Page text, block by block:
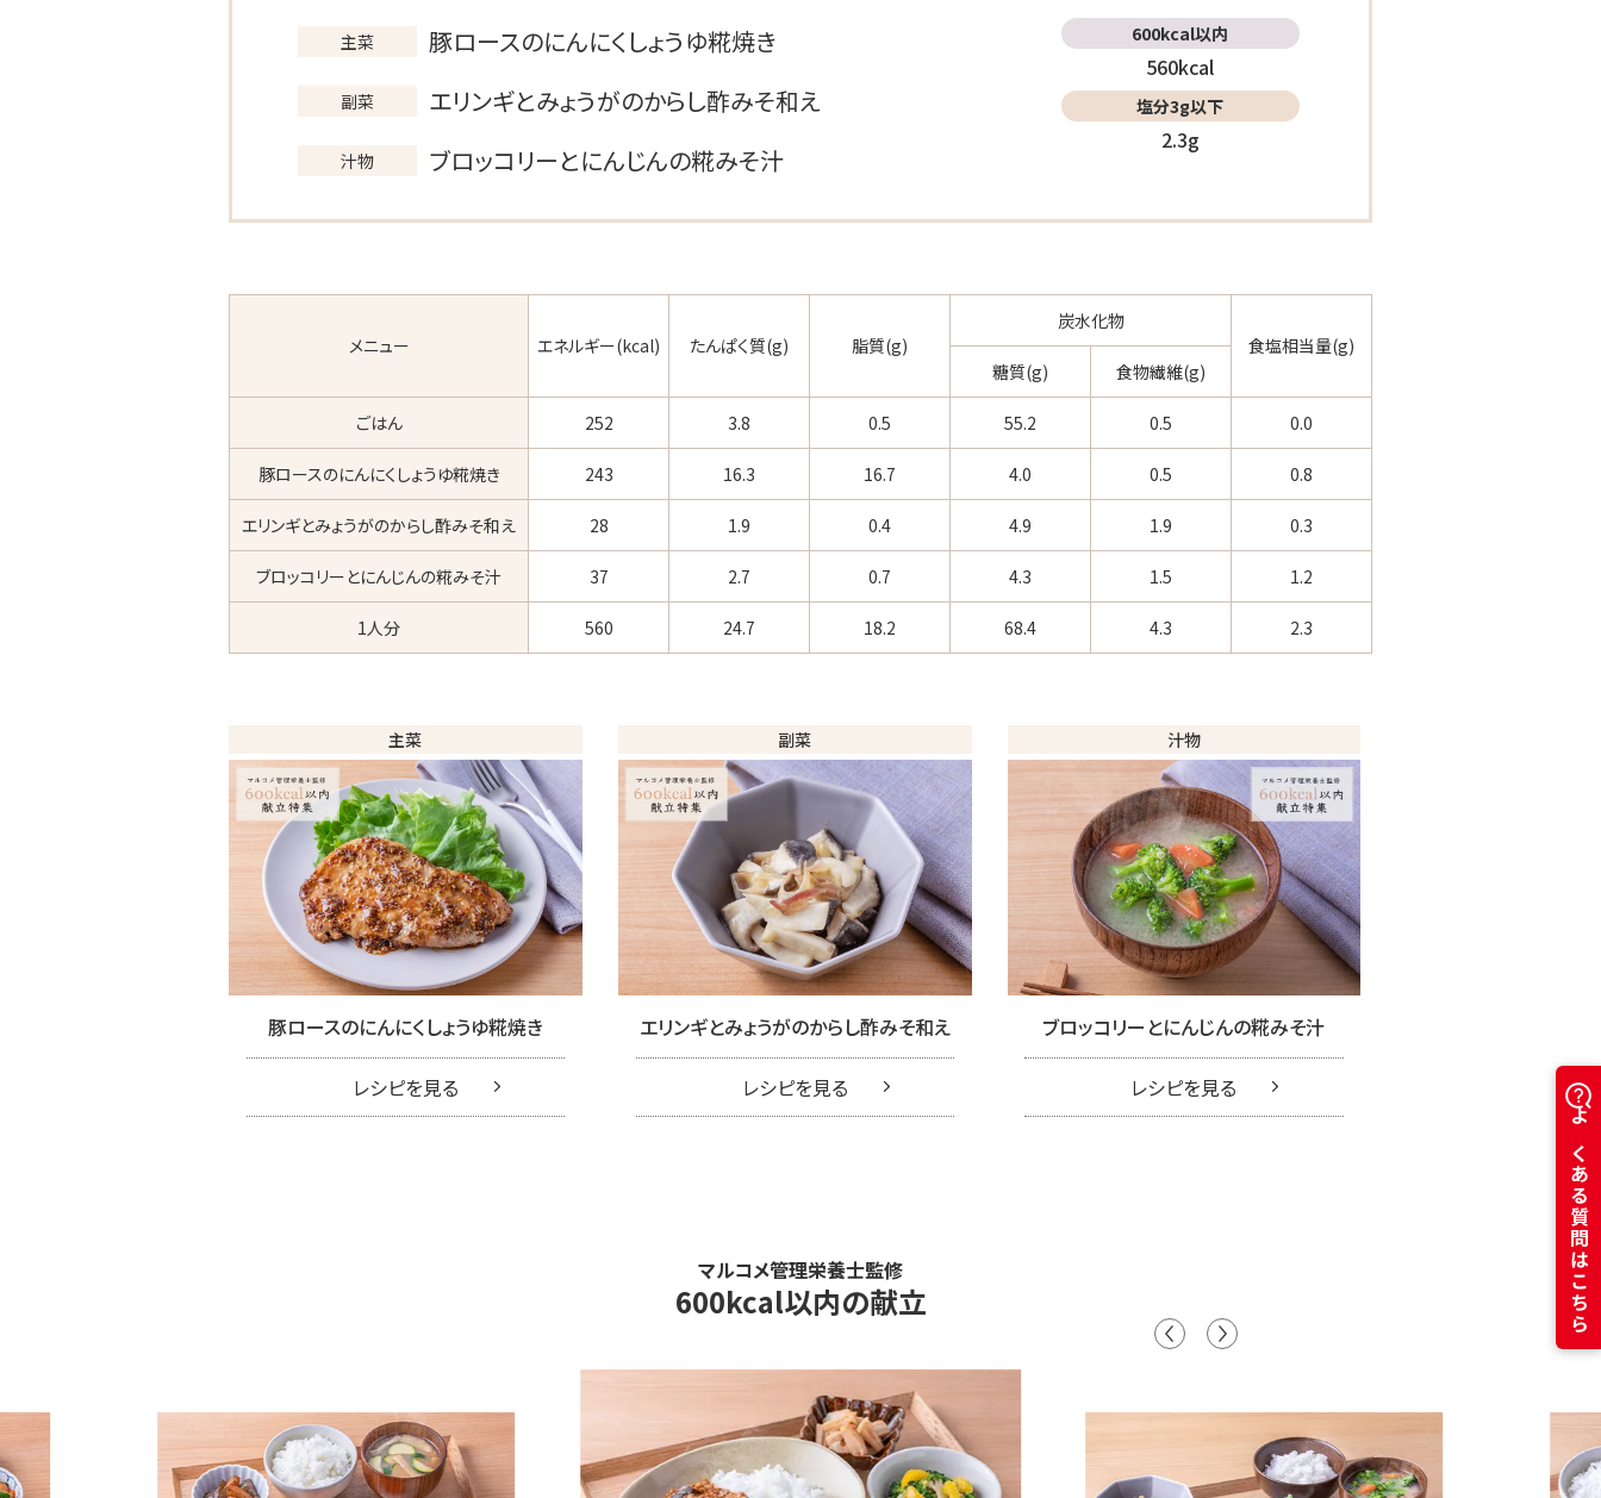
主菜 豚ロースのにんにくしょうゆ糀焼き
副菜 エリンギとみょうがのからし酢みそ和え
汁物 ブロッコリーとにんじんの糀みそ汁
600kcal以内
560kcal
塩分3g以下
2.3g
メニュー エネルギー(kcal) たんぱく質(g) 脂質(g)
炭水化物
食塩相当量(g)
糖質(g)
食物繊維(g)
ごはん 252 3.8 0.5 55.2 0.5 0.0
豚ロースのにんにくしょうゆ糀焼き 243 16.3 16.7 4.0 0.5 0.8
エリンギとみょうがのからし酢みそ和え 28 1.9 0.4 4.9 1.9 0.3
ブロッコリーとにんじんの糀みそ汁 37 2.7 0.7 4.3 1.5 1.2
1人分 560 24.7 18.2 68.4 4.3 2.3
主菜
豚ロースのにんにくしょうゆ糀焼き
レシピを見る
副菜
エリンギとみょうがのからし酢みそ和え
レシピを見る
汁物
ブロッコリーとにんじんの糀みそ汁
レシピを見る
マルコメ管理栄養士監修
600kcal以内の献立 よくある質問はこちら